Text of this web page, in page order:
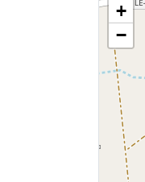
+
−